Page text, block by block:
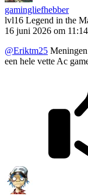
gamingliefhebber
lvl16 Legend in the
16 juni 2026 om 11:14
@Eriktm25
een hele vette Ac